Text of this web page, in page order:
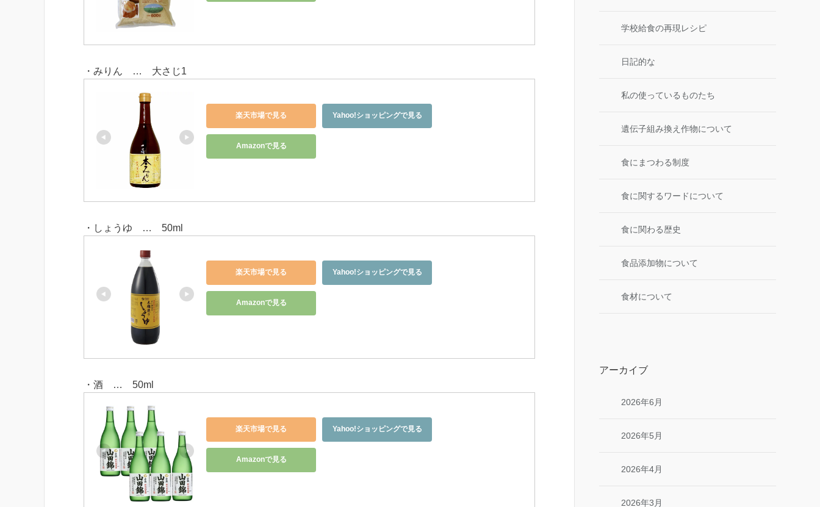
・みりん … 大さじ1
楽天市場で見る Yahoo!ショッピングで見る
Amazonで見る
・しょうゆ … 50ml
楽天市場で見る Yahoo!ショッピングで見る
Amazonで見る
・酒 … 50ml
楽天市場で見る Yahoo!ショッピングで見る
Amazonで見る
学校給食の再現レシピ
日記的な
私の使っているものたち
遺伝子組み換え作物について
食にまつわる制度
食に関するワードについて
食に関わる歴史
食品添加物について
食材について
アーカイブ
2026年6月
2026年5月
2026年4月
2026年3月